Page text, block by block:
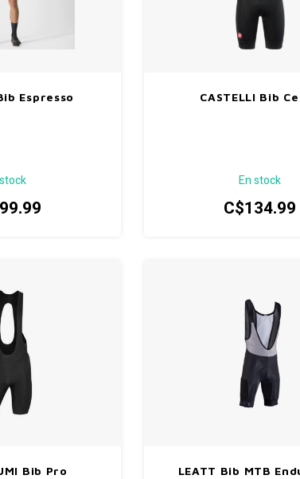
Espresso CASTELLI Bib
En stock
C$134.99
Bib Pro LEATT Bib MTB